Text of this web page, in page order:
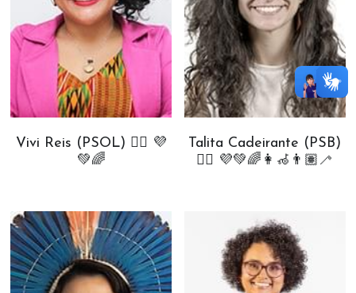
Vivi Reis (PSOL) ✊🏾 💜
💚🌈
Talita Cadeirante (PSB)
✊🏾 💜💚🌈👩‍🦽👨🏽‍🦯